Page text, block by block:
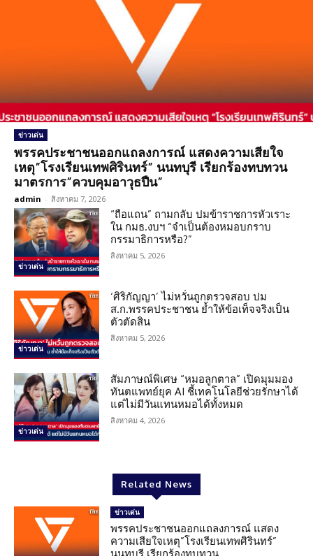
ข่าวเด่น
พรรคประชาชนออกแถลงการณ์ แสดงความเสียใจ
เหตุ”โรงเรียนเทพศิรินทร์” นนทบุรี เรียกร้องทบทวน
มาตรการ”ควบคุมอาวุธปืน”
admin - สิงหาคม 7, 2026
ข่าวเด่น
“ถือแถน” ถามกลับ ปมข้าราชการหัวเราะ
ใน กมธ.งบฯ “จำเป็นต้องหมอบกราบ
กรรมาธิการหรือ?”
สิงหาคม 5, 2026
ข่าวเด่น
‘ศิริกัญญา’ ไม่หวั่นถูกตรวจสอบ ปม
ส.ก.พรรคประชาชน ย้ำให้ข้อเท็จจริงเป็น
ตัวตัดสิน
สิงหาคม 5, 2026
ข่าวเด่น
สัมภาษณ์พิเศษ “หมอลูกตาล” เปิดมุมมอง
ทันตแพทย์ยุค AI ชี้เทคโนโลยีช่วยรักษาได้
แต่ไม่มีวันแทนหมอได้ทั้งหมด
สิงหาคม 4, 2026
Related News
ข่าวเด่น
พรรคประชาชนออกแถลงการณ์ แสดง
ความเสียใจเหตุ”โรงเรียนเทพศิรินทร์”